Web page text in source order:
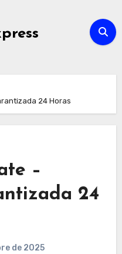
24 Horas
–
24
de 2025